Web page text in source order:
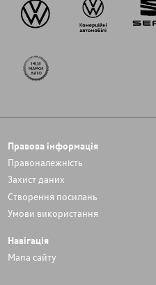
Правова інформація
Правоналежність
Захист даних
Cтворення посилань
Умови використання
Навігація
Мапа сайту